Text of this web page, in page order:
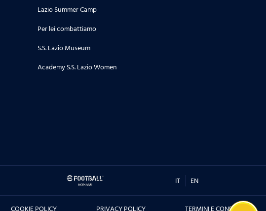
Lazio Summer Camp
Per lei combattiamo
S.S. Lazio Museum
Academy S.S. Lazio Women
IT EN